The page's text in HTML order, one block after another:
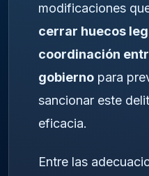
modificaciones
cerrar huecos
coordinación
gobierno para
sancionar este
eficacia.
Entre las